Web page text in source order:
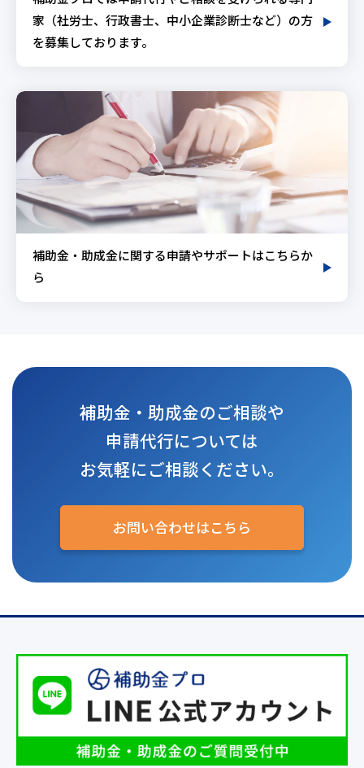
家（社労士、行政書士、中小企業診断士など）の方
を募集しております。
補助金・助成金に関する申請やサポートはこちらか
ら
補助金・助成金のご相談や
申請代行については
お気軽にご相談ください。
お問い合わせはこちら